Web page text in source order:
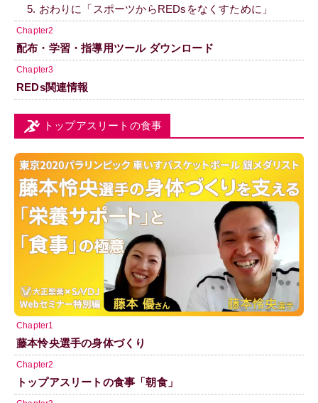
5. おわりに「スポーツからREDsをなくすために」
Chapter2
配布・学習・指導用ツール ダウンロード
Chapter3
REDs関連情報
トップアスリートの食事
Chapter1
藤本怜央選手の身体づくり
Chapter2
トップアスリートの食事「朝食」